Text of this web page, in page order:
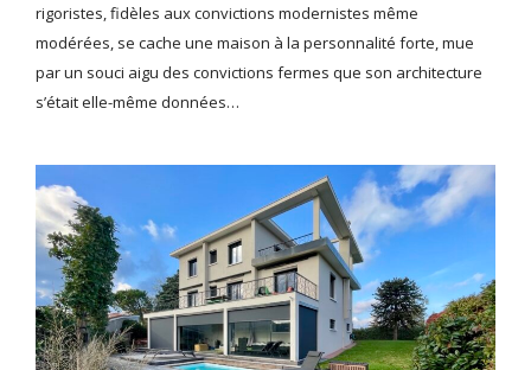
rigoristes, fidèles aux convictions modernistes même
modérées, se cache une maison à la personnalité forte, mue
par un souci aigu des convictions fermes que son architecture
s’était elle-même données…